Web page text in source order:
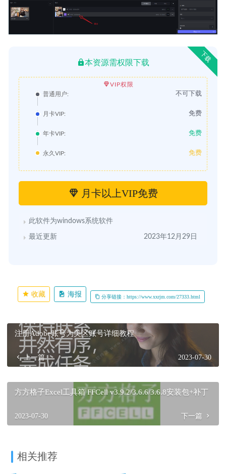
下载
本资源需权限下载
VIP权限
普通用户:
不可下载
月卡VIP: 免费
年卡VIP: 免费
永久VIP: 免费
月卡以上VIP免费
此软件为windows系统软件
最近更新 2023年12月29日
收藏 海报 分享链接：https://www.xxrjm.com/27333.html
注册Adobe账号为美区账号详细教程
上一篇 2023-07-30
方方格子Excel工具箱 FFCell v3.9.2/3.6.6/3.6.8安装包+补丁
2023-07-30 下一篇
相关推荐